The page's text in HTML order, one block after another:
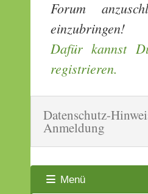
Forum
einzubringen!
Dafür kannst
registrieren.
Datenschutz-
Anmeldung
Menü